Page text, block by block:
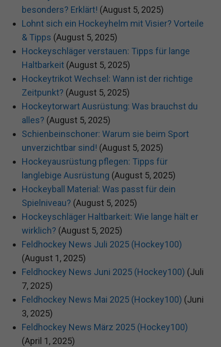
besonders? Erklärt! (August 5, 2025)
Lohnt sich ein Hockeyhelm mit Visier? Vorteile
& Tipps (August 5, 2025)
Hockeyschläger verstauen: Tipps für lange
Haltbarkeit (August 5, 2025)
Hockeytrikot Wechsel: Wann ist der richtige
Zeitpunkt? (August 5, 2025)
Hockeytorwart Ausrüstung: Was brauchst du
alles? (August 5, 2025)
Schienbeinschoner: Warum sie beim Sport
unverzichtbar sind! (August 5, 2025)
Hockeyausrüstung pflegen: Tipps für
langlebige Ausrüstung (August 5, 2025)
Hockeyball Material: Was passt für dein
Spielniveau? (August 5, 2025)
Hockeyschläger Haltbarkeit: Wie lange hält er
wirklich? (August 5, 2025)
Feldhockey News Juli 2025 (Hockey100)
(August 1, 2025)
Feldhockey News Juni 2025 (Hockey100) (Juli
7, 2025)
Feldhockey News Mai 2025 (Hockey100) (Juni
3, 2025)
Feldhockey News März 2025 (Hockey100)
(April 1, 2025)